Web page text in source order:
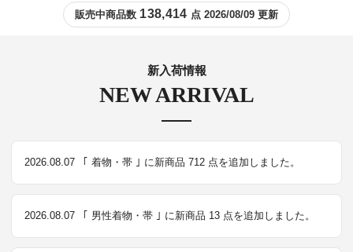
販売中商品数 138,414 点 2026/08/09 更新
NEW ARRIVAL
新入荷情報
2026.08.07 ｢ 着物・帯 ｣ に新商品 712 点を追加しました。
2026.08.07 ｢ 男性着物・帯 ｣ に新商品 13 点を追加しました。